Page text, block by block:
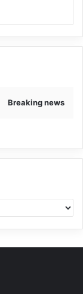
Breaking news